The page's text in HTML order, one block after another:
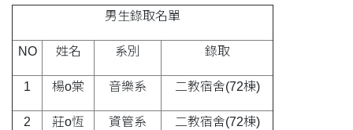
男生錄取名單
NO 姓名 系別 錄取
1 楊o棠 音樂系 二教宿舍(72棟)
2 莊o恆 資管系 二教宿舍(72棟)